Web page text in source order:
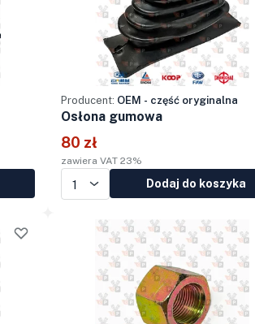
Producent: OEM - część oryginalna
Osłona gumowa
80 zł
zawiera VAT 23%
Dodaj do koszyka